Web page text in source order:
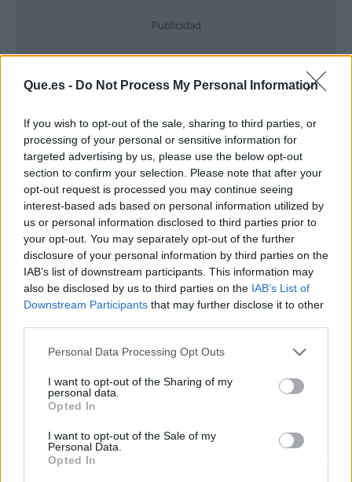
Que.es - Do Not Process My Personal Information
If you wish to opt-out of the sale, sharing to third parties, or
processing of your personal or sensitive information for
targeted advertising by us, please use the below opt-out
section to confirm your selection. Please note that after your
opt-out request is processed you may continue seeing
interest-based ads based on personal information utilized by
us or personal information disclosed to third parties prior to
your opt-out. You may separately opt-out of the further
disclosure of your personal information by third parties on the
IAB’s list of downstream participants. This information may
also be disclosed by us to third parties on the IAB’s List of
Downstream Participants that may further disclose it to other
Personal Data Processing Opt Outs
I want to opt-out of the Sharing of my
personal data.
Opted In
I want to opt-out of the Sale of my
Personal Data.
Opted In
Publicidad
Por otro lado, la sexualidad en el cine y la televisión
también puede ser objeto de críticas en términos de
de comunicación han sido heteronormativas y centradas
en experiencias y cuerpos específicos. Esto ha llevado a
la exclusión y la invisibilidad de ciertas comunidades, así
En la actualidad, hay